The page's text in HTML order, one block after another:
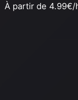
À partir de 4.99€/